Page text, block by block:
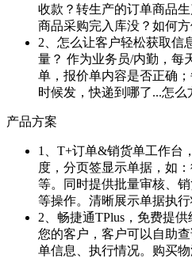
收款？转生产的订单商品
商品采购完入库没？如何
2、怎么让客户轻松获取信
量？ 作为业务员/内勤，每
单，报价单内容是否正确
时候发，快递到哪了...怎么
产品方案
1、T+订单&销货单工作台
度，分页签显示单据，如
等。同时提供批量审核、
等操作。清晰展示单据执行
2、畅捷通TPlus，免费提
您的客户，客户可以自助
单信息、执行情况。购买